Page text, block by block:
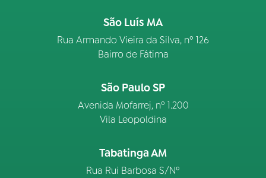
São Luís MA
Rua Armando Vieira da Silva, nº 126
Bairro de Fátima
São Paulo SP
Avenida Mofarrej, nº 1.200
Vila Leopoldina
Tabatinga AM
Rua Rui Barbosa S/Nº